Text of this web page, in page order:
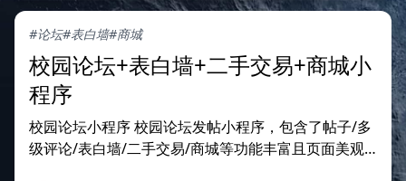
Gradle程序使用特权：成为我们的创业
#论坛#表白墙#商城
校园论坛+表白墙+二手交易+商城小
程序
校园论坛小程序 校园论坛发帖小程序，包含了帖子/多
级评论/表白墙/二手交易/商城等功能丰富且页面美观